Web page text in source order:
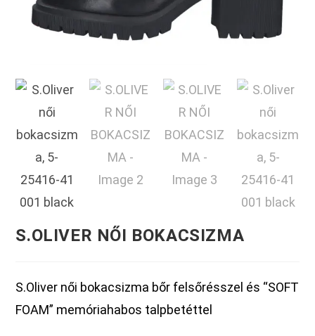
S.OLIVER NŐI BOKACSIZMA
S.Oliver női bokacsizma bőr felsőrésszel és “SOFT
FOAM” memóriahabos talpbetéttel